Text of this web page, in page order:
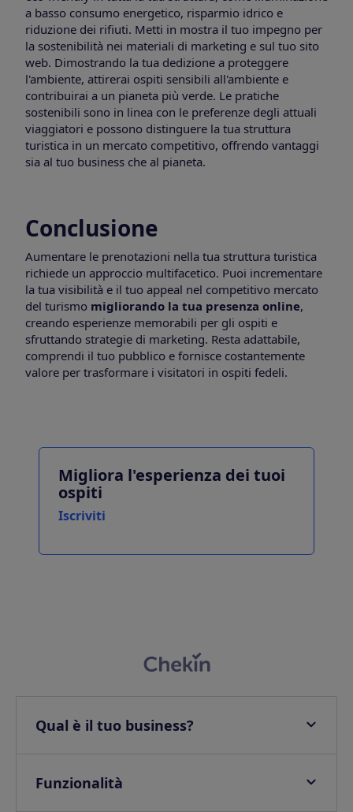
a basso consumo energetico, risparmio idrico e
riduzione dei rifiuti. Metti in mostra il tuo impegno per
la sostenibilità nei materiali di marketing e sul tuo sito
web. Dimostrando la tua dedizione a proteggere
l'ambiente, attirerai ospiti sensibili all'ambiente e
contribuirai a un pianeta più verde. Le pratiche
sostenibili sono in linea con le preferenze degli attuali
viaggiatori e possono distinguere la tua struttura
turistica in un mercato competitivo, offrendo vantaggi
sia al tuo business che al pianeta.
Conclusione
Aumentare le prenotazioni nella tua struttura turistica
richiede un approccio multifacetico. Puoi incrementare
la tua visibilità e il tuo appeal nel competitivo mercato
del turismo migliorando la tua presenza online,
creando esperienze memorabili per gli ospiti e
sfruttando strategie di marketing. Resta adattabile,
comprendi il tuo pubblico e fornisce costantemente
valore per trasformare i visitatori in ospiti fedeli.
Migliora l'esperienza dei tuoi
ospiti
Iscriviti
Qual è il tuo business?
Hotel
Funzionalità